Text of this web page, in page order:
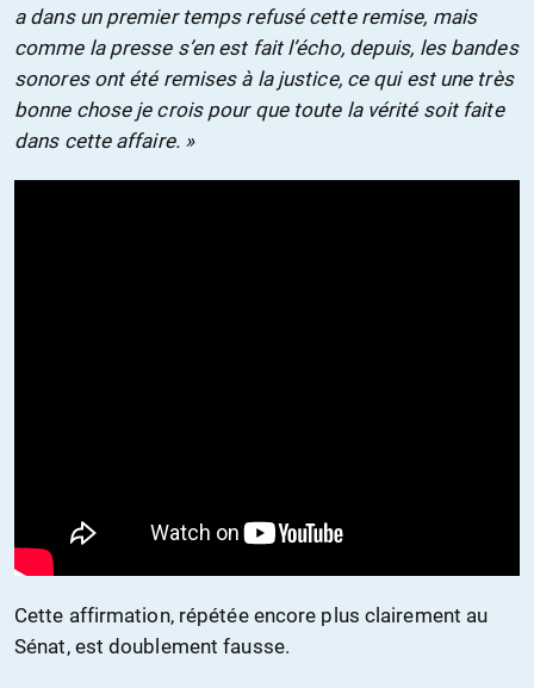
a dans un premier temps refusé cette remise, mais
comme la presse s’en est fait l’écho, depuis, les bandes
sonores ont été remises à la justice, ce qui est une très
bonne chose je crois pour que toute la vérité soit faite
dans cette affaire. »
Cette affirmation, répétée encore plus clairement au
Sénat, est doublement fausse.